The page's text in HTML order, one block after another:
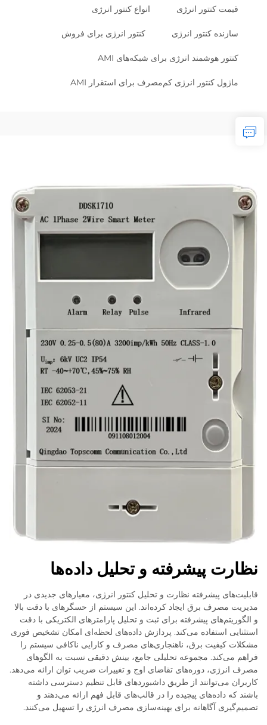
قیمت کنتور انرژی انواع کنتور انرژی
سازنده کنتور انرژی کنتور انرژی برای فروش
کنتور هوشمند انرژی برای شبکه‌های AMI
ماژول کنتور انرژی کم‌مصرف برای استقرار AMI
نظارت پیشرفته و تحلیل داده‌ها
قابلیت‌های پیشرفته نظارت و تحلیل کنتور انرژی، معیارهای جدیدی در
مدیریت مصرف برق ایجاد کرده‌اند. این سیستم از حسگرهای با دقت بالا
و الگوریتم‌های پیشرفته برای ثبت و تحلیل پارامترهای الکتریکی با دقت
استثنایی استفاده می‌کند. پردازش داده‌های لحظه‌ای امکان تشخیص فوری
مشکلات کیفیت برق، ناهنجاری‌های مصرف و کارایی ناکافی سیستم را
فراهم می‌کند. مجموعه تحلیلی جامع، بینش دقیقی نسبت به الگوهای
مصرف انرژی، دوره‌های تقاضای اوج و تغییرات ضریب توان ارائه می‌دهد.
کاربران می‌توانند از طریق داشبوردهای قابل تنظیم دسترسی داشته
باشند که داده‌های پیچیده را در قالب‌های قابل فهم ارائه می‌دهند و
تصمیم‌گیری آگاهانه برای بهینه‌سازی مصرف انرژی را تسهیل می‌کنند.